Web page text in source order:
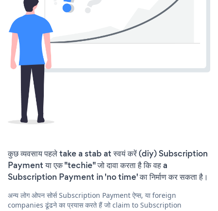
कुछ व्यवसाय पहले take a stab at स्वयं करें (diy) Subscription
Payment या एक "techie" जो दावा करता है कि वह a
Subscription Payment in 'no time' का निर्माण कर सकता है।
अन्य लोग ओपन सोर्स Subscription Payment ऐप्स, या foreign
companies ढूंढने का प्रयास करते हैं जो claim to Subscription